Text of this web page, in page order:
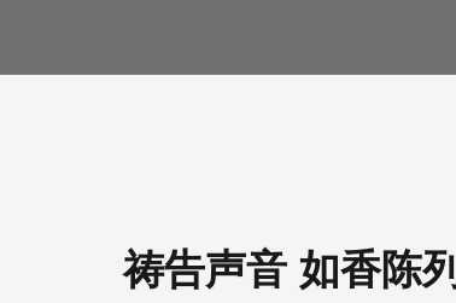
祷告声音 如香陈列